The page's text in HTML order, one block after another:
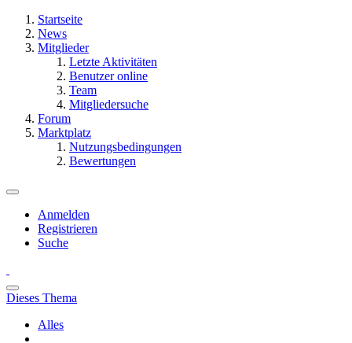
Startseite
News
Mitglieder
Letzte Aktivitäten
Benutzer online
Team
Mitgliedersuche
Forum
Marktplatz
Nutzungsbedingungen
Bewertungen
Anmelden
Registrieren
Suche
Dieses Thema
Alles